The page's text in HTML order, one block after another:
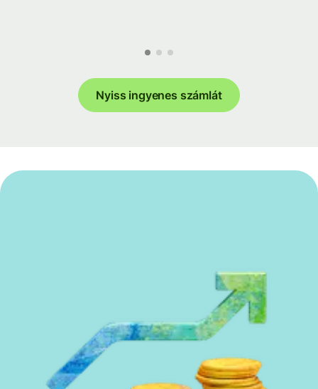
Nyiss ingyenes számlát